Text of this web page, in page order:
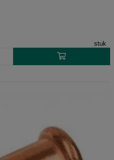
stuk